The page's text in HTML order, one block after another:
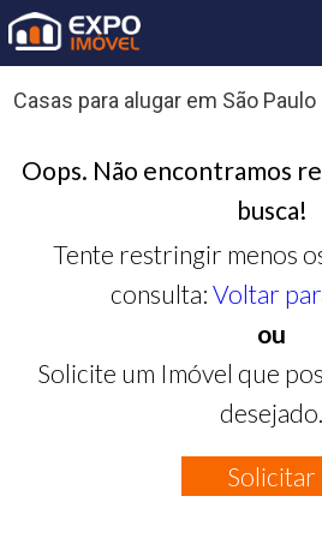
Casas para alugar em São Paulo
Oops. Não encontramos
busca!
Tente restringir menos
consulta: Voltar
ou
Solicite um Imóvel que
desejado.
Solicitar